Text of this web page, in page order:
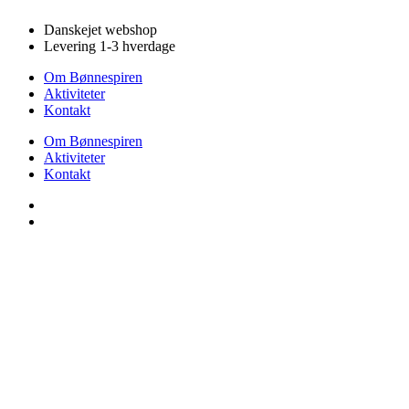
indhold
Danskejet webshop
Levering 1-3 hverdage
Om Bønnespiren
Aktiviteter
Kontakt
Om Bønnespiren
Aktiviteter
Kontakt